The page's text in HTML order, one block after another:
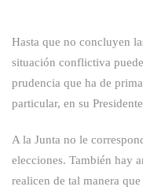
Hasta que no concluyen
situación conflictiva
prudencia que ha de
particular, en su
A la Junta no le
elecciones. También hay
realicen de tal manera